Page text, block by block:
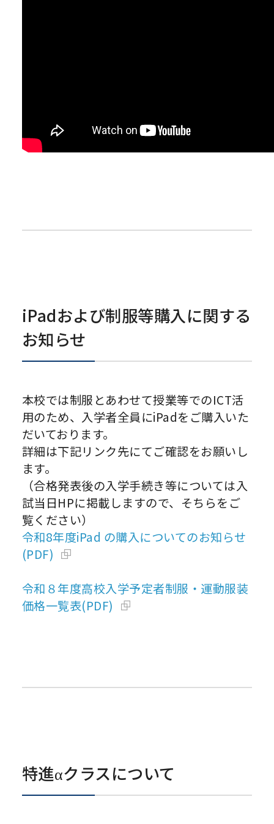
iPadおよび制服等購入に関する
お知らせ
本校では制服とあわせて授業等でのICT活
用のため、入学者全員にiPadをご購入いた
だいております。
詳細は下記リンク先にてご確認をお願いし
ます。
（合格発表後の入学手続き等については入
試当日HPに掲載しますので、そちらをご
覧ください）
令和8年度iPad の購⼊についてのお知らせ
(PDF)
令和８年度高校入学予定者制服・運動服装
価格一覧表(PDF)
特進αクラスについて